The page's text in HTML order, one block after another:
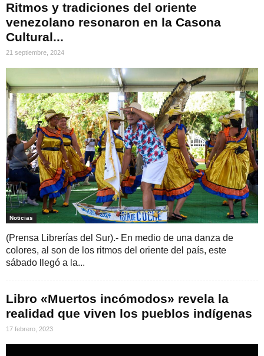
Ritmos y tradiciones del oriente
venezolano resonaron en la Casona
Cultural...
21 septiembre, 2024
Noticias
(Prensa Librerías del Sur).- En medio de una danza de
colores, al son de los ritmos del oriente del país, este
sábado llegó a la...
Libro «Muertos incómodos» revela la
realidad que viven los pueblos indígenas
17 febrero, 2023